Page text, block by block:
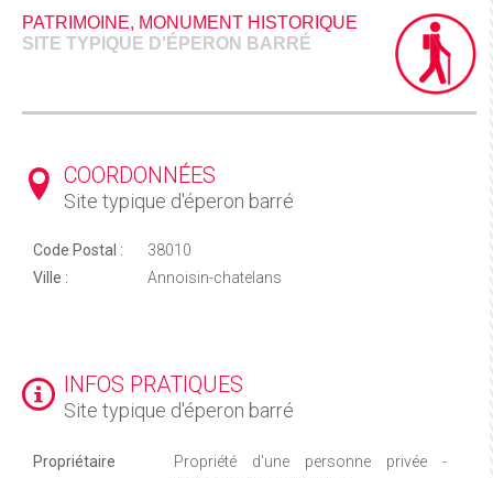
PATRIMOINE, MONUMENT HISTORIQUE
SITE TYPIQUE D'ÉPERON BARRÉ
COORDONNÉES
Site typique d'éperon barré
Code Postal :
38010
Ville :
Annoisin-chatelans
INFOS PRATIQUES
Site typique d'éperon barré
Propriétaire
Propriété d'une personne privée -